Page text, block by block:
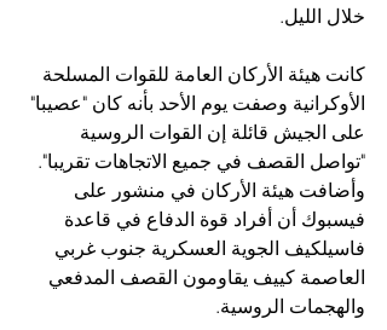
خلال الليل.
كانت هيئة الأركان العامة للقوات المسلحة
الأوكرانية وصفت يوم الأحد بأنه كان "عصيبا"
على الجيش قائلة إن القوات الروسية
"تواصل القصف في جميع الاتجاهات تقريبا".
وأضافت هيئة الأركان في منشور على
فيسبوك أن أفراد قوة الدفاع في قاعدة
فاسيلكيف الجوية العسكرية جنوب غربي
العاصمة كييف يقاومون القصف المدفعي
والهجمات الروسية.